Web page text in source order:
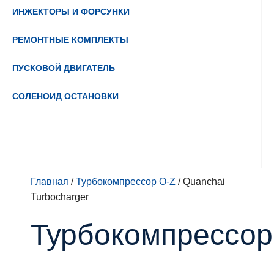
ИНЖЕКТОРЫ И ФОРСУНКИ
РЕМОНТНЫЕ КОМПЛЕКТЫ
ПУСКОВОЙ ДВИГАТЕЛЬ
СОЛЕНОИД ОСТАНОВКИ
Главная /Турбокомпрессор O-Z / Quanchai
Turbocharger
Турбокомпрессор